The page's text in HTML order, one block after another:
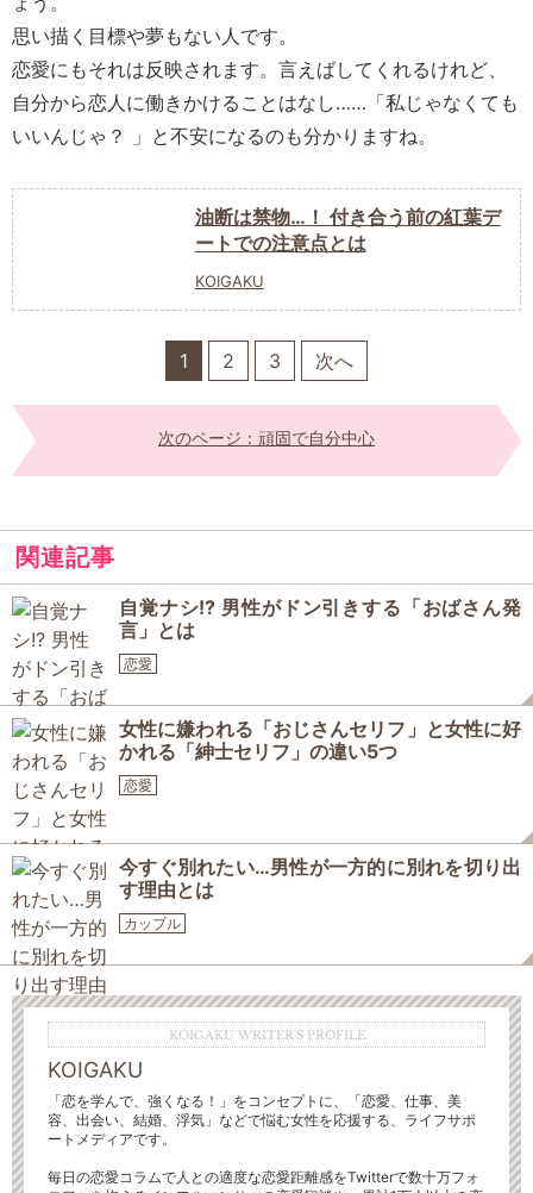
思い描く目標や夢もない人です。
恋愛にもそれは反映されます。言えばしてくれるけれど、
自分から恋人に働きかけることはなし……「私じゃなくても
いいんじゃ？ 」と不安になるのも分かりますね。
油断は禁物…！ 付き合う前の紅葉デ
ートでの注意点とは
KOIGAKU
1 2 3 次へ
次のページ：頑固で自分中心
関連記事
自覚ナシ!? 男性がドン引きする「おばさん発
言」とは
恋愛
女性に嫌われる「おじさんセリフ」と女性に好
かれる「紳士セリフ」の違い5つ
恋愛
今すぐ別れたい…男性が一方的に別れを切り出
す理由とは
カップル
KOIGAKU WRITER'S PROFILE
KOIGAKU
「恋を学んで、強くなる！」をコンセプトに、「恋愛、仕事、美
容、出会い、結婚、浮気」などで悩む女性を応援する、ライフサポ
ートメディアです。
毎日の恋愛コラムで人との適度な恋愛距離感をTwitterで数十万フォ